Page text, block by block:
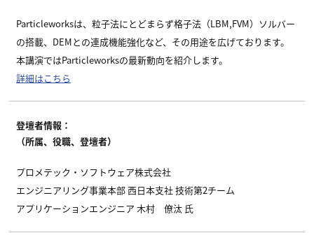
Particleworksは、粒子法にとどまらず格子法（LBM,FVM）ソルバー
の搭載、DEMとの連成機能強化など、その用途を広げております。
本講演ではParticleworksの最新動向を紹介します。
詳細はこちら
登壇者情報：
（所属、役職、登壇者）
プロメテック・ソフトウェア株式会社
エンジニアリング事業本部 西日本支社 技術第2チーム
アプリケーションエンジニア 木村 僚汰 氏